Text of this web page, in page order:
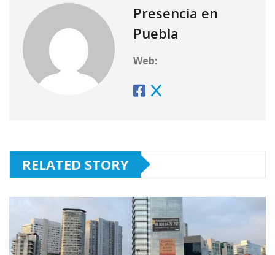
Presencia en
Puebla
Web:
RELATED STORY